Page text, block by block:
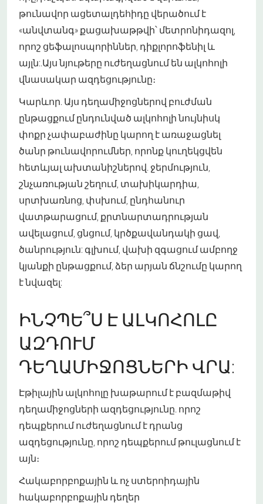
թունավոր ացետալդեհիդը վերածում է
«անվտանգ» քացախաթթվի՝ մետրոնիդազոլ,
որոշ ցեֆալոսպորիններ, դիքլորոֆենիլ և
այլն:.Այս նյութերը ուժեղացնում են ալկոհոլի
վնասակար ազդեցությունը։
Կարևոր. Այս դեղամիջոցներով բուժման
ընթացքում ընդունված ալկոհոլի նույնիսկ
փոքր չափաբաժինը կարող է առաջացնել
ծանր թունավորումներ, որոնք կուղեկցվեն
հետևյալ ախտանիշներով. ջերմություն,
շնչառության շեղում, տախիկարդիա,
սրտխառնոց, փսխում, ընդհանուր
վատթարացում, քրտնարտադրության
ավելացում, ցնցում, կրծքավանդակի ցավ,
ծանրություն: գլխում, վախի զգացում ամբողջ
կյանքի ընթացքում, ձեր արյան ճնշումը կարող
է նվազել:
ԻՆՉՊԵ՞Ս Է ԱԼԿՈՀՈԼԸ
ԱԶԴՈՒՄ
ԴԵՂԱՄԻՋՈՑՆԵՐԻ ՎՐԱ:
Էթիլային ալկոհոլը խաթարում է բազմաթիվ
դեղամիջոցների ազդեցությունը. որոշ
դեպքերում ուժեղացնում է դրանց
ազդեցությունը, որոշ դեպքերում թուլացնում է
այն։
Հակաբորբոքային և ոչ ստերոիդային
հակաբորբոքային դեղեր